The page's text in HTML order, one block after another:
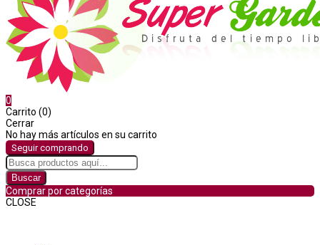
0
Carrito (0)
Cerrar
No hay más artículos en su carrito
Seguir comprando
Buscar
Comprar por categorías
CLOSE